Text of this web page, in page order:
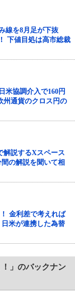
線を8月足が下抜
下値目処は高市総裁
米協調介入で160円
州通貨のクロス円の
解説するXスペース
の解説を聞いて相
金利差で考えれば
米が連携した為替
」のバックナン